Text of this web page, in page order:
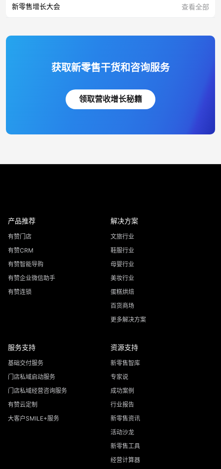
新零售增长大会 查看全部
获取新零售干货和咨询服务
领取营收增长秘籍
产品推荐
有赞门店
有赞CRM
有赞智能导购
有赞企业微信助手
有赞连锁
解决方案
文旅行业
鞋服行业
母婴行业
美妆行业
蛋糕烘焙
百货商场
更多解决方案
服务支持
基础交付服务
门店私域启动服务
门店私域经营咨询服务
有赞云定制
大客户SMILE+服务
资源支持
新零售智库
专家说
成功案例
行业报告
新零售资讯
活动沙龙
新零售工具
经营计算器